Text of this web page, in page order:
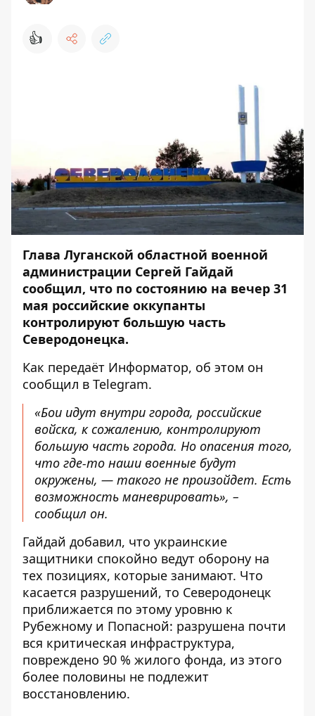
👍
Глава Луганской областной военной
администрации Сергей Гайдай
сообщил, что по состоянию на вечер 31
мая российские оккупанты
контролируют большую часть
Северодонецка.
Как передаёт Информатор, об этом он
сообщил в Telegram.
«Бои идут внутри города, российские
войска, к сожалению, контролируют
большую часть города. Но опасения того,
что где-то наши военные будут
окружены, — такого не произойдет. Есть
возможность маневрировать», –
сообщил он.
Гайдай добавил, что украинские
защитники спокойно ведут оборону на
тех позициях, которые занимают. Что
касается разрушений, то Северодонецк
приближается по этому уровню к
Рубежному и Попасной: разрушена почти
вся критическая инфраструктура,
повреждено 90 % жилого фонда, из этого
более половины не подлежит
восстановлению.